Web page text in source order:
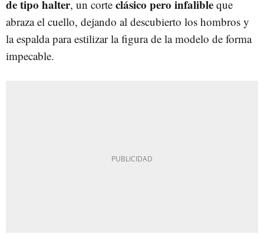
de tipo halter, un corte clásico pero infalible que
abraza el cuello, dejando al descubierto los hombros y
la espalda para estilizar la figura de la modelo de forma
impecable.